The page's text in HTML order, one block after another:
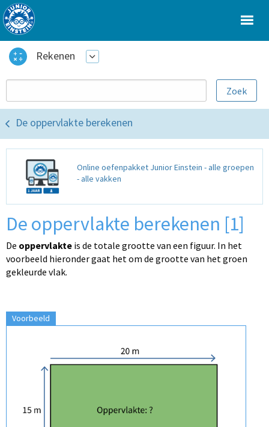
Rekenen
De oppervlakte berekenen
Online oefenpakket Junior Einstein - alle groepen
- alle vakken
De oppervlakte berekenen [1]
De oppervlakte is de totale grootte van een figuur. In het
voorbeeld hieronder gaat het om de grootte van het groen
gekleurde vlak.
Voorbeeld